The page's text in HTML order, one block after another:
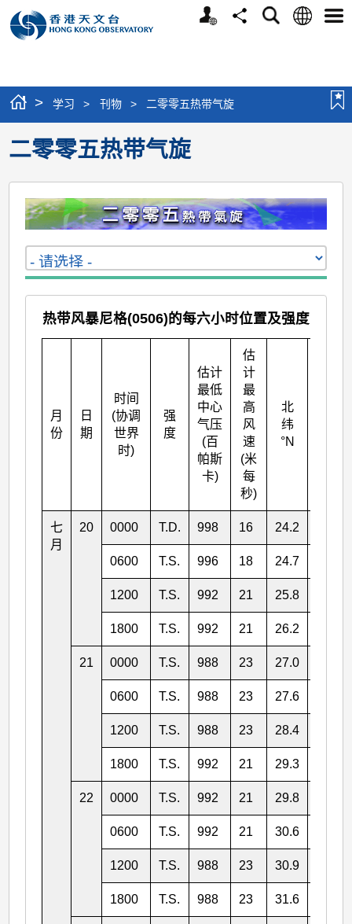
个
分
搜
语
选
> 学习 > 刊物 > 二零零五热带气旋
二零零五热带气旋
热带风暴尼格(0506)的每六小时位置及强度
月
份
日
期
时间
(协调
世界
时)
强
度
估计
最低
中心
气压
(百
帕斯
卡)
估
计
最
高
风
速
(米
每
秒)
北
纬
°N
七
月
20 0000 T.D. 998 16 24.2
0600 T.S. 996 18 24.7
1200 T.S. 992 21 25.8
1800 T.S. 992 21 26.2
21 0000 T.S. 988 23 27.0
0600 T.S. 988 23 27.6
1200 T.S. 988 23 28.4
1800 T.S. 992 21 29.3
22 0000 T.S. 992 21 29.8
0600 T.S. 992 21 30.6
1200 T.S. 988 23 30.9
1800 T.S. 988 23 31.6